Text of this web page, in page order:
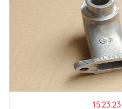
15.23.23